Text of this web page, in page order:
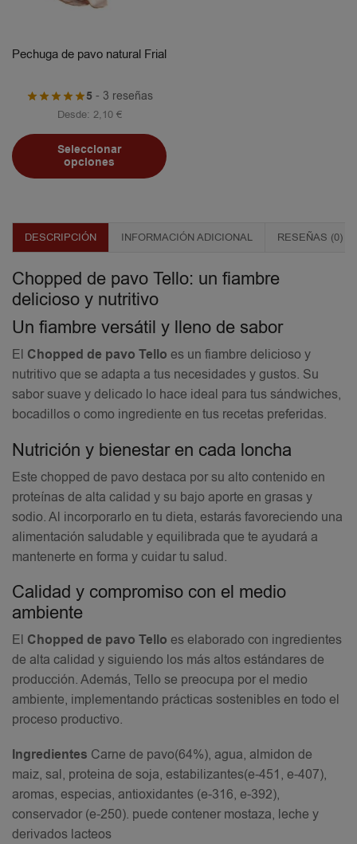
Pechuga de pavo natural Frial
5- 3 reseñas
Desde: 2,10 €
Seleccionar
opciones
DESCRIPCIÓN INFORMACIÓN ADICIONAL RESEÑAS (0)
Chopped de pavo Tello: un fiambre
delicioso y nutritivo
Un fiambre versátil y lleno de sabor
El Chopped de pavo Tello es un fiambre delicioso y
nutritivo que se adapta a tus necesidades y gustos. Su
sabor suave y delicado lo hace ideal para tus sándwiches,
bocadillos o como ingrediente en tus recetas preferidas.
Nutrición y bienestar en cada loncha
Este chopped de pavo destaca por su alto contenido en
proteínas de alta calidad y su bajo aporte en grasas y
sodio. Al incorporarlo en tu dieta, estarás favoreciendo una
alimentación saludable y equilibrada que te ayudará a
mantenerte en forma y cuidar tu salud.
Calidad y compromiso con el medio
ambiente
El Chopped de pavo Tello es elaborado con ingredientes
de alta calidad y siguiendo los más altos estándares de
producción. Además, Tello se preocupa por el medio
ambiente, implementando prácticas sostenibles en todo el
proceso productivo.
Ingredientes Carne de pavo(64%), agua, almidon de
maiz, sal, proteina de soja, estabilizantes(e-451, e-407),
aromas, especias, antioxidantes (e-316, e-392),
conservador (e-250). puede contener mostaza, leche y
derivados lacteos